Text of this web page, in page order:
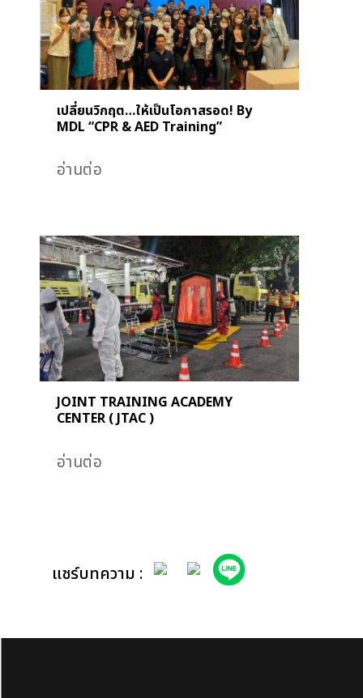
เปลี่ยนวิกฤต…ให้เป็นโอกาสรอด! By
MDL “CPR & AED Training”
อ่านต่อ
JOINT TRAINING ACADEMY
CENTER ( JTAC )
อ่านต่อ